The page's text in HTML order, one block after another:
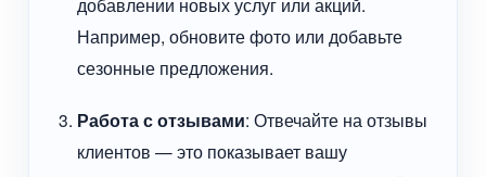
Например, обновите фото или добавьте
сезонные предложения.
Работа с отзывами: Отвечайте на отзывы
клиентов — это показывает вашу